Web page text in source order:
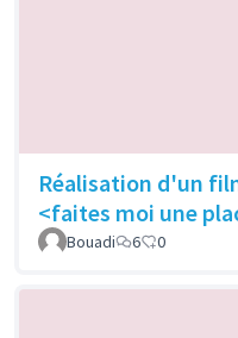
Réalisation d'un
<faites moi une
Bouadi 6 0